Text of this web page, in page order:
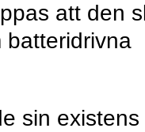
att den
batteri­drivna
sin existens